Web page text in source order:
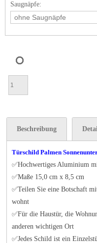
Saugnäpfe:
Beschreibung
Türschild Palmen
✅Hochwertiges Aluminium
✅Maße 15,0 cm x 8,5 cm
✅Teilen Sie eine Botschaft
wohnt
✅Für die Haustür, die
anderen wichtigen Ort
✅Jedes Schild ist ein